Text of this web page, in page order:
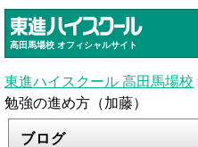
高田馬場校 オフィシャルサイト
東進ハイスクール 高田馬場校
勉強の進め方（加藤）
ブログ